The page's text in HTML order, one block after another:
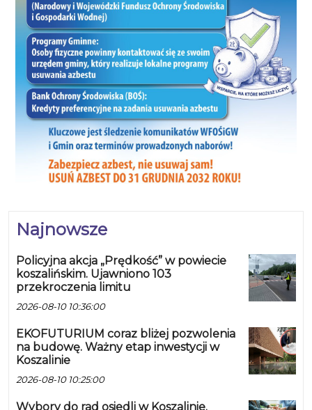
Najnowsze
Policyjna akcja „Prędkość” w powiecie
koszalińskim. Ujawniono 103
przekroczenia limitu
2026-08-10 10:36:00
EKOFUTURIUM coraz bliżej pozwolenia
na budowę. Ważny etap inwestycji w
Koszalinie
2026-08-10 10:25:00
Wybory do rad osiedli w Koszalinie.